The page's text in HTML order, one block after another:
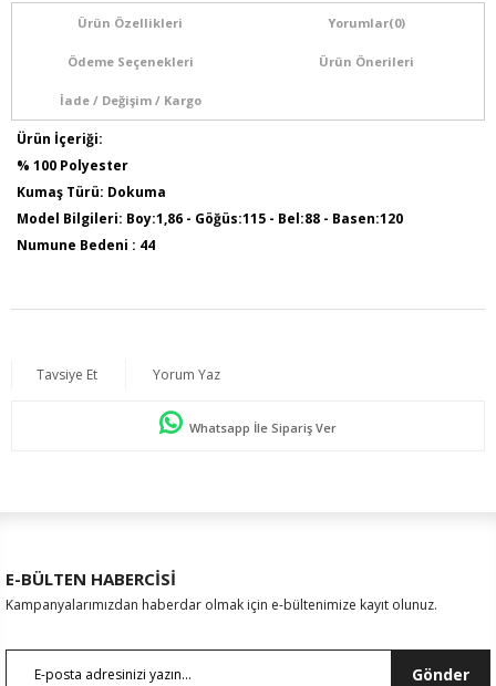
Ürün Özellikleri Yorumlar(0)
Ödeme Seçenekleri Ürün Önerileri
İade / Değişim / Kargo
Ürün İçeriği:
% 100 Polyester
Kumaş Türü: Dokuma
Model Bilgileri: Boy:1,86 - Göğüs:115 - Bel:88 - Basen:120
Numune Bedeni : 44
Tavsiye Et Yorum Yaz
Whatsapp İle Sipariş Ver
E-BÜLTEN HABERCİSİ
Kampanyalarımızdan haberdar olmak için e-bültenimize kayıt olunuz.
Gönder